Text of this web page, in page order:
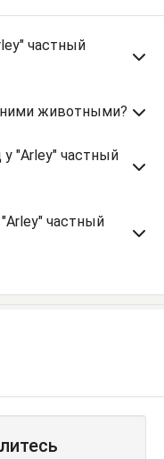
частный
животными?
"Arley" частный
частный